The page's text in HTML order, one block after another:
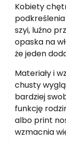
Kobiety
szyi, luźno
opaska na
że jeden
Materiały i
chusty
bardziej
funkcję
albo print
wzmacnia